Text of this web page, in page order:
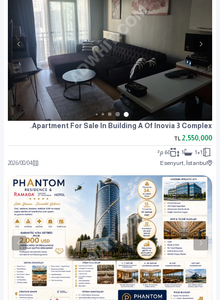
Apartment For Sale In Building A Of Inovia 3 Complex.
2,550,000
TL
1+1
1
60 م²
Esenyurt, İstanbul
2026/08/04